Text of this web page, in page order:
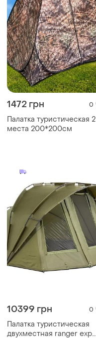
1472 грн 0
Палатка туристическая 2
места 200*200см
10399 грн 0
Палатка туристическая
двухместная ranger exp